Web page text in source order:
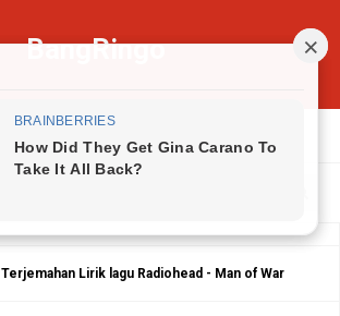
BangRingo
Terjemahan Lirik lagu Radiohead - Man of War